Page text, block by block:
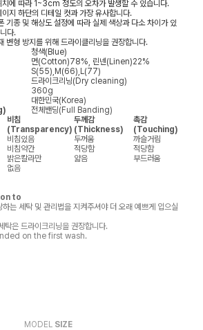
에 따라 1~3cm 정도의 오차가 발생할 수 있습니다.
지 하단의 디테일 컷과 가장 유사합니다.
기종 및 해상도 설정에 따라 실제 색상과 다소 차이가 있
다.
변형 방지를 위해 드라이클리닝을 권장합니다.
청색(Blue)
면(Cotton)78%, 린넨(Linen)22%
S(55),M(66),L(77)
드라이크리닝(Dry cleaning)
360g
대한민국(Korea)
전체밴딩(Full Banding)
비침
(Transparency)
두께감
(Thickness)
촉감
(Touching)
비침있음 두꺼움
까슬거림
비침약간 적당함
적당함
밝은칼라만 얇음
부드러움
없음
to
는 세탁 및 관리법을 지켜주셔야 더 오래 예쁘게 입으실
탁은 드라이크리닝을 권장합니다.
on the first wash.
MODEL SIZE